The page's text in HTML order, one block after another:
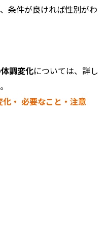
条件が良ければ性別がわ
調変化については、詳し
・ 必要なこと・注意